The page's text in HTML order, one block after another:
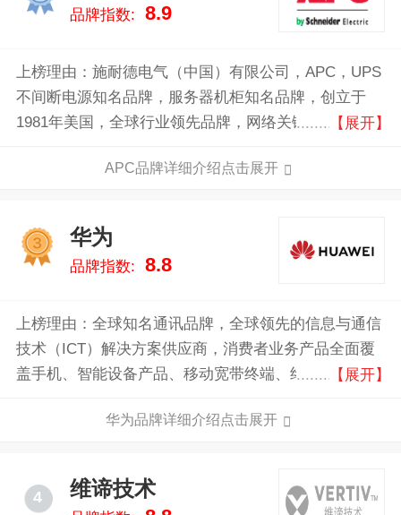
品牌指数: 8.9
上榜理由：施耐德电气（中国）有限公司，APC，UPS
不间断电源知名品牌，服务器机柜知名品牌，创立于
1981年美国，全球行业领先品牌，网络关键物理基础设
【展开】
APC品牌详细介绍点击展开
3
华为
品牌指数: 8.8
上榜理由：全球知名通讯品牌，全球领先的信息与通信
技术（ICT）解决方案供应商，消费者业务产品全面覆
盖手机、智能设备产品、移动宽带终端、终端云等，凭
最新的科技带给消费者，让世界各地享受到技术进步的
【展开】
华为品牌详细介绍点击展开
4 维谛技术